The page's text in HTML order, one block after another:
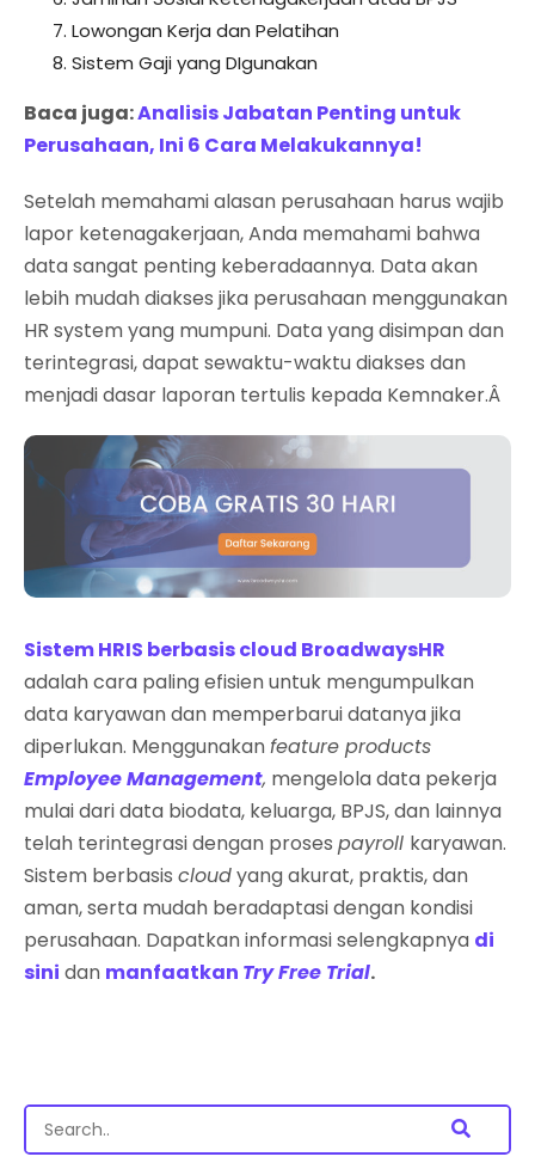
Lowongan Kerja dan Pelatihan
Sistem Gaji yang DIgunakan
Baca juga:Analisis Jabatan Penting untuk
Perusahaan, Ini 6 Cara Melakukannya!
Setelah memahami alasan perusahaan harus wajib
lapor ketenagakerjaan, Anda memahami bahwa
data sangat penting keberadaannya. Data akan
lebih mudah diakses jika perusahaan menggunakan
HR system yang mumpuni. Data yang disimpan dan
terintegrasi, dapat sewaktu-waktu diakses dan
menjadi dasar laporan tertulis kepada Kemnaker.Â
Sistem HRIS berbasis cloud BroadwaysHR
adalah cara paling efisien untuk mengumpulkan
data karyawan dan memperbarui datanya jika
diperlukan. Menggunakanfeature products
Employee Management, mengelola data pekerja
mulai dari data biodata, keluarga, BPJS, dan lainnya
telah terintegrasi dengan proses payroll karyawan.
Sistem berbasis cloudyang akurat, praktis, dan
aman, serta mudah beradaptasi dengan kondisi
perusahaan. Dapatkan informasi selengkapnya di
sini dan manfaatkan Try Free Trial.